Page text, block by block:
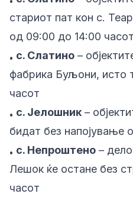
стариот пат кон с.
од 09:00 до 14:00 часот
• с. Слатино –
фабрика Буљони, исто
часот
• с. Јелошник –
бидат без напојување
• с. Непроштено –
Лешок ќе остане без
часот